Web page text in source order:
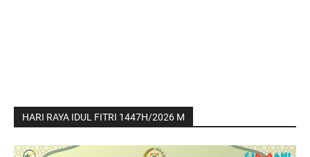
HARI RAYA IDUL FITRI 1447H/2026 M